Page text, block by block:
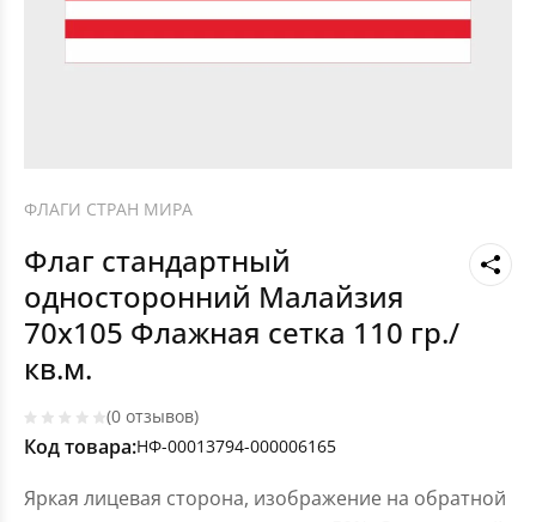
ФЛАГИ СТРАН МИРА
Флаг стандартный
односторонний Малайзия
70х105 Флажная сетка 110 гр./
кв.м.
(0 отзывов)
Код товара:НФ-00013794-000006165
Яркая лицевая сторона, изображение на обратной